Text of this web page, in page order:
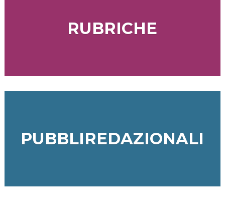
RUBRICHE
PUBBLIREDAZIONALI